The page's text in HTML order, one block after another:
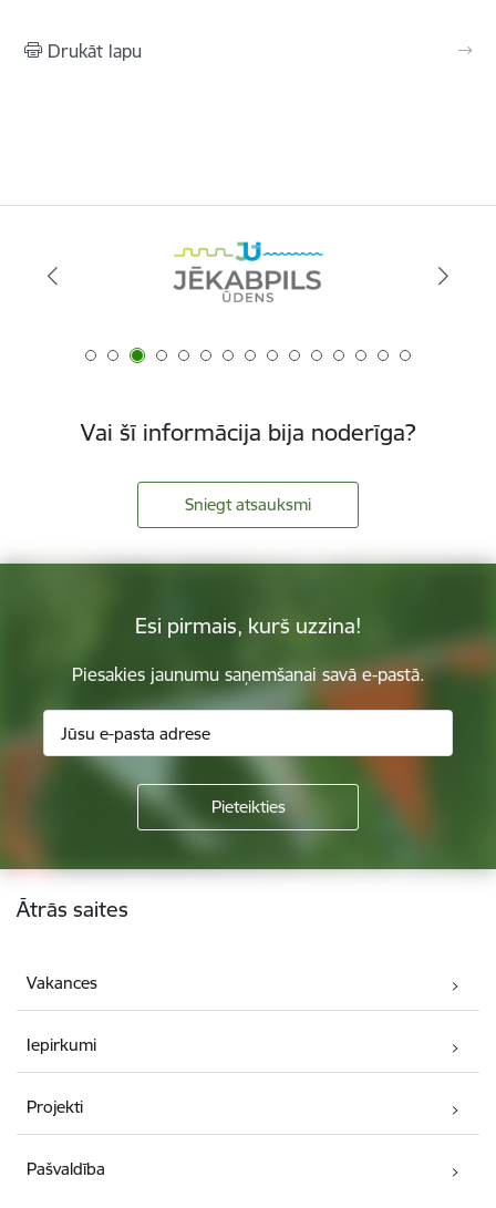
Drukāt lapu
Vai šī informācija bija noderīga?
Sniegt atsauksmi
Esi pirmais, kurš uzzina!
Piesakies jaunumu saņemšanai savā e-pastā.
Kājene
Ātrās saites
Vakances
Iepirkumi
Projekti
Pašvaldība